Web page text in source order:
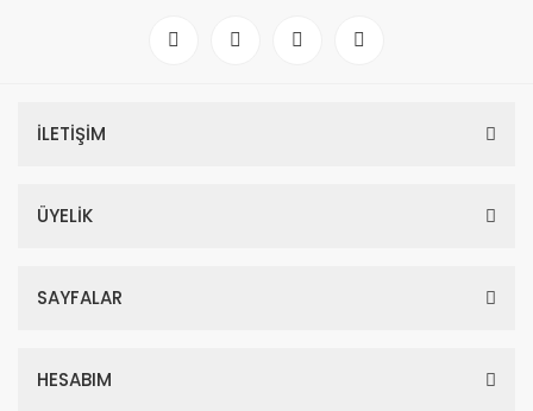
İLETİŞİM
ÜYELİK
SAYFALAR
HESABIM